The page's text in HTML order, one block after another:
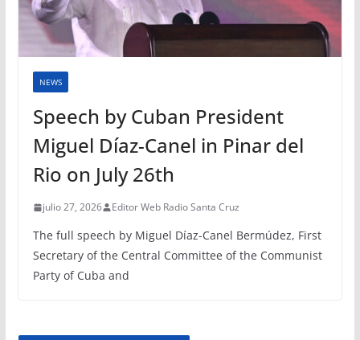
NEWS
Speech by Cuban President
Miguel Díaz-Canel in Pinar del
Rio on July 26th
julio 27, 2026 Editor Web Radio Santa Cruz
The full speech by Miguel Díaz-Canel Bermúdez, First
Secretary of the Central Committee of the Communist
Party of Cuba and